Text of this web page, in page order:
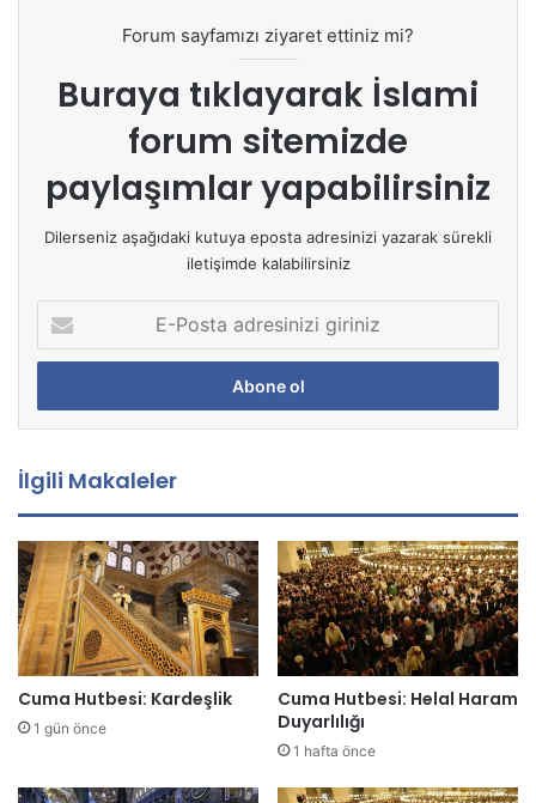
Forum sayfamızı ziyaret ettiniz mi?
Buraya tıklayarak İslami
forum sitemizde
paylaşımlar yapabilirsiniz
Dilerseniz aşağıdaki kutuya eposta adresinizi yazarak sürekli
iletişimde kalabilirsiniz
P
s
a
d
r
e
s
i
n
i
g
r
İlgili Makaleler
Cuma Hutbesi: Kardeşlik
1 gün önce
Cuma Hutbesi: Helal Haram
Duyarlılığı
1 hafta önce